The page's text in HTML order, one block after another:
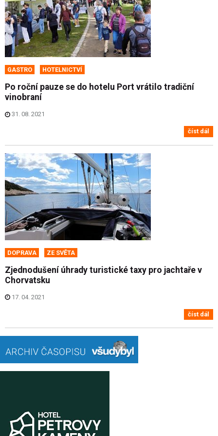
GASTRO HOTELNICTVÍ
Po roční pauze se do hotelu Port vrátilo tradiční
vinobraní
31. 08. 2021
číst dál
DOPRAVA ZE SVĚTA
Zjednodušení úhrady turistické taxy pro jachtaře v
Chorvatsku
17. 04. 2021
číst dál